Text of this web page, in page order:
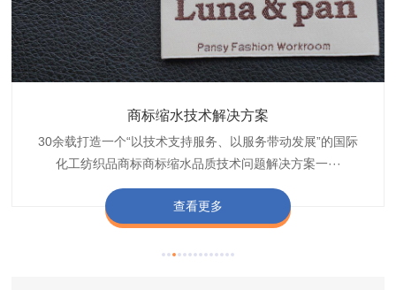
商标抗染技术解决方案
博准30余载是中国守家纺织商标印染织唛化工商标抗染品质
技术问题解决方案定制专家,提供前处理,染色,印···
查看更多
织带商标缩水技术解决方案
博准是一家专注30余载设计研发织唛印唛商标、织带织带商
标缩水品质技术问题解决方案一站式服务提供商,匠···
查看更多
服装色差技术解决方案
博准30余载专注提供纺织品印唛、织唛织造服装色差品质问
题技术解决方案一站式服务商,以其精湛的技术,科···
查看更多
纺织品商标固色剂
博准经营多年是行业专业纺织品商标固色助剂,TJ-A622,TJ-
A622,FSD,FSE商标固色剂加···
查看更多
皮革湿摩擦增进剂
博准长期致力于皮革商标湿摩擦增进助剂TJ-A6588,湿摩擦
增进剂加工定制服务技术研究与应用,凭借丰···
查看更多